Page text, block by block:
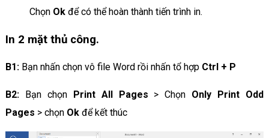
Chọn Okđể có thể hoàn thành tiến trình in.
In 2 mặt thủ công.
B1:Bạn nhấn chọn vô file Word rồi nhấn tổ hợpCtrl + P
B2:Bạn chọnPrint All Pages > Chọn Only Print Odd
Pages > chọn Okđể kết thúc